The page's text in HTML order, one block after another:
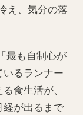
え、気分の落
最も自制心が
るランナー
食生活が、
経が出るまで